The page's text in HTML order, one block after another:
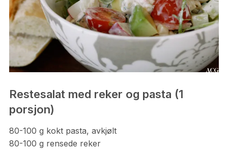
Restesalat med reker og pasta (1
porsjon)
80-100 g kokt pasta, avkjølt
80-100 g rensede reker